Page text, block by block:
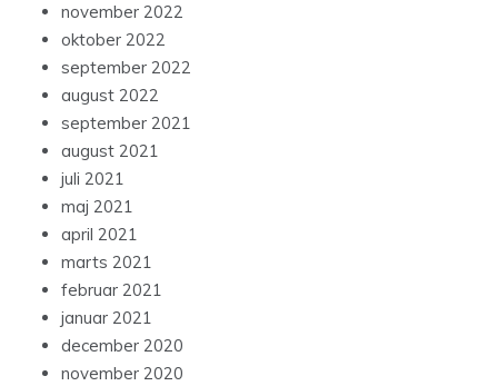
november 2022
oktober 2022
september 2022
august 2022
september 2021
august 2021
juli 2021
maj 2021
april 2021
marts 2021
februar 2021
januar 2021
december 2020
november 2020